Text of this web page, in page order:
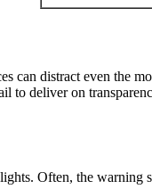
can distract even the
to deliver on
Often, the